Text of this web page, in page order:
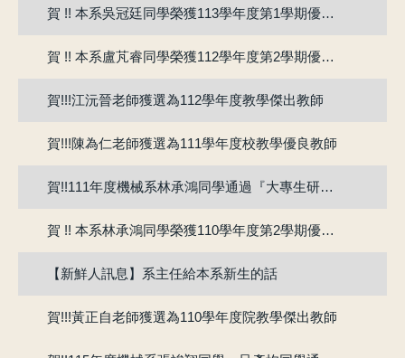
賀 !! 本系吳冠廷同學榮獲113學年度第1學期優良教學助理
賀 !! 本系盧芃睿同學榮獲112學年度第2學期優良教學助理
賀!!!江沅晉老師獲選為112學年度教學傑出教師
賀!!!陳為仁老師獲選為111學年度校教學優良教師
賀!!111年度機械系林承鴻同學通過『大專生研究計畫』
賀 !! 本系林承鴻同學榮獲110學年度第2學期優良教學助理
【新鮮人訊息】系主任給本系新生的話
賀!!!黃正自老師獲選為110學年度院教學傑出教師